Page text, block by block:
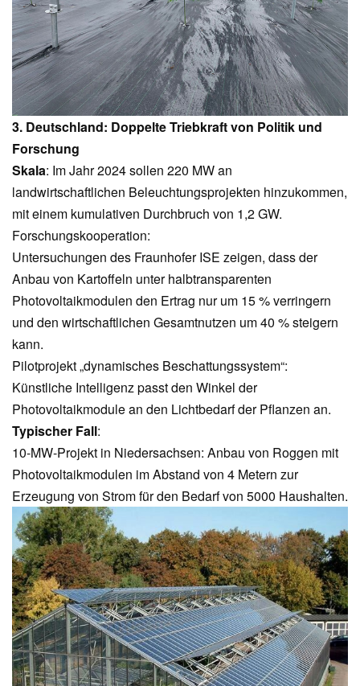
3. Deutschland: Doppelte Triebkraft von Politik und
Forschung
Skala: Im Jahr 2024 sollen 220 MW an
landwirtschaftlichen Beleuchtungsprojekten hinzukommen,
mit einem kumulativen Durchbruch von 1,2 GW.
Forschungskooperation:
Untersuchungen des Fraunhofer ISE zeigen, dass der
Anbau von Kartoffeln unter halbtransparenten
Photovoltaikmodulen den Ertrag nur um 15 % verringern
und den wirtschaftlichen Gesamtnutzen um 40 % steigern
kann.
Pilotprojekt „dynamisches Beschattungssystem“:
Künstliche Intelligenz passt den Winkel der
Photovoltaikmodule an den Lichtbedarf der Pflanzen an.
Typischer Fall:
10-MW-Projekt in Niedersachsen: Anbau von Roggen mit
Photovoltaikmodulen im Abstand von 4 Metern zur
Erzeugung von Strom für den Bedarf von 5000 Haushalten.